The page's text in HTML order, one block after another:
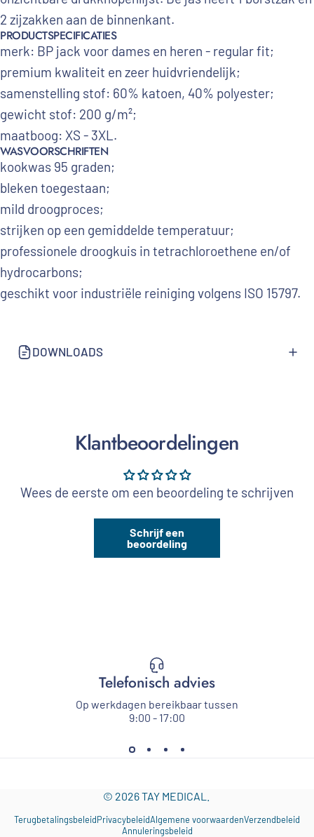
2 zijzakken aan de binnenkant.
PRODUCTSPECIFICATIES
merk: BP jack voor dames en heren - regular fit;
premium kwaliteit en zeer huidvriendelijk;
samenstelling stof: 60% katoen, 40% polyester;
gewicht stof: 200 g/m²;
maatboog: XS - 3XL.
WASVOORSCHRIFTEN
kookwas 95 graden;
bleken toegestaan;
mild droogproces;
strijken op een gemiddelde temperatuur;
professionele droogkuis in tetrachloroethene en/of
hydrocarbons;
geschikt voor industriële reiniging volgens ISO 15797.
DOWNLOADS
Klantbeoordelingen
Wees de eerste om een beoordeling te schrijven
Schrijf een
beoordeling
Telefonisch advies
Op werkdagen bereikbaar tussen
9:00 - 17:00
© 2026 TAY MEDICAL.
TerugbetalingsbeleidPrivacybeleidAlgemene voorwaardenVerzendbeleid
Annuleringsbeleid